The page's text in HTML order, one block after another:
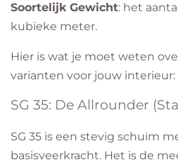
Soortelijk Gewicht: het
kubieke meter.
​Hier is wat je moet weten
varianten voor jouw interieur:
​SG 35: De Allrounder
​SG 35 is een stevig schuim
basisveerkracht. Het is de